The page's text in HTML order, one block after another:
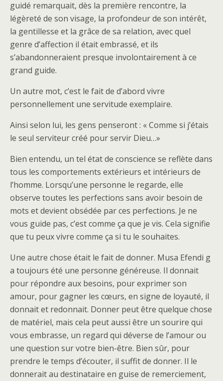
guidé remarquait, dès la première rencontre, la
légèreté de son visage, la profondeur de son intérêt,
la gentillesse et la grâce de sa relation, avec quel
genre d’affection il était embrassé, et ils
s’abandonneraient presque involontairement à ce
grand guide.
Un autre mot, c’est le fait de d’abord vivre
personnellement une servitude exemplaire.
Ainsi selon lui, les gens penseront : « Comme si j’étais
le seul serviteur créé pour servir Dieu…»
Bien entendu, un tel état de conscience se reflète dans
tous les comportements extérieurs et intérieurs de
l’homme. Lorsqu’une personne le regarde, elle
observe toutes les perfections sans avoir besoin de
mots et devient obsédée par ces perfections. Je ne
vous guide pas, c’est comme ça que je vis. Cela signifie
que tu peux vivre comme ça si tu le souhaites.
Une autre chose était le fait de donner. Musa Efendi g
a toujours été une personne généreuse. Il donnait
pour répondre aux besoins, pour exprimer son
amour, pour gagner les cœurs, en signe de loyauté, il
donnait et redonnait. Donner peut être quelque chose
de matériel, mais cela peut aussi être un sourire qui
vous embrasse, un regard qui déverse de l’amour ou
une question sur votre bien-être. Bien sûr, pour
prendre le temps d’écouter, il suffit de donner. Il le
donnerait au destinataire en guise de remerciement,